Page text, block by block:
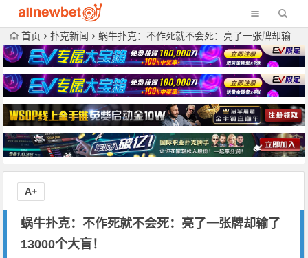
首页 扑克新闻 蜗牛扑克：不作死就不会死：亮了一张牌却输了13000个大盲！
蜗牛扑克：不作死就不会死：亮了一张牌却输了
13000个大盲！
A+